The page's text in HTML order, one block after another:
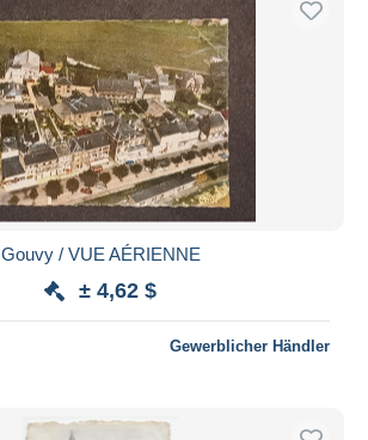
Gouvy / VUE AÉRIENNE
± 4,62 $
Gewerblicher Händler